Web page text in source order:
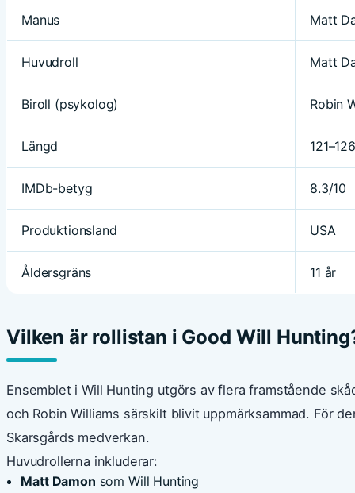
Manus Matt
Huvudroll Matt
Biroll (psykolog) Robin
Längd
IMDb-betyg 8.3/10
Produktionsland USA
Åldersgräns 11 år
Vilken är rollistan i Good Will
Ensemblet i Will Hunting utgörs av flera framstående
och Robin Williams särskilt blivit uppmärksammad. För
Skarsgårds medverkan.
Huvudrollerna inkluderar:
Matt Damon som Will Hunting